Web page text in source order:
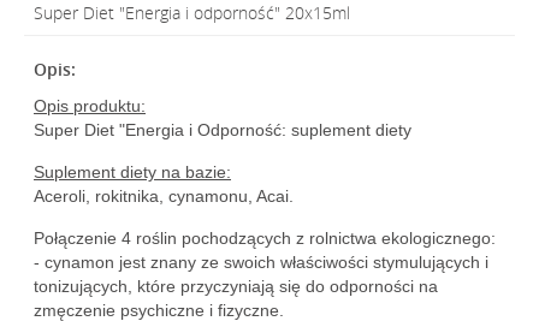
Super Diet "Energia i odporność" 20x15ml
Opis produktu:
Super Diet "Energia i Odporność: suplement diety
Suplement diety na bazie:
Aceroli, rokitnika, cynamonu, Acai.
Połączenie 4 roślin pochodzących z rolnictwa ekologicznego:
- cynamon jest znany ze swoich właściwości stymulujących i
tonizujących, które przyczyniają się do odporności na
zmęczenie psychiczne i fizyczne.